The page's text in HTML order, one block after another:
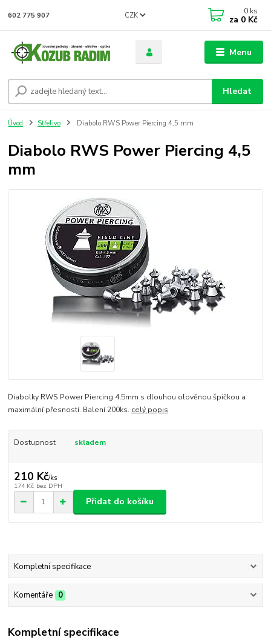
Menu
CZK
Hledat
602 775 907 0 ks
za 0 Kč
Úvod Střelivo Diabolo RWS Power Piercing 4,5 mm
Diabolo RWS Power Piercing 4,5
mm
Diabolky RWS Power Piercing 4,5mm s dlouhou olověnou špičkou a
maximální přesností. Balení 200ks. celý popis
Dostupnost skladem
210 Kč/ks
174 Kč bez DPH
Přidat do košíku
Kompletní specifikace
Komentáře 0
Kompletní specifikace